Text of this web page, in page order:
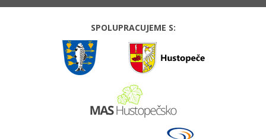
SPOLUPRACUJEME S: